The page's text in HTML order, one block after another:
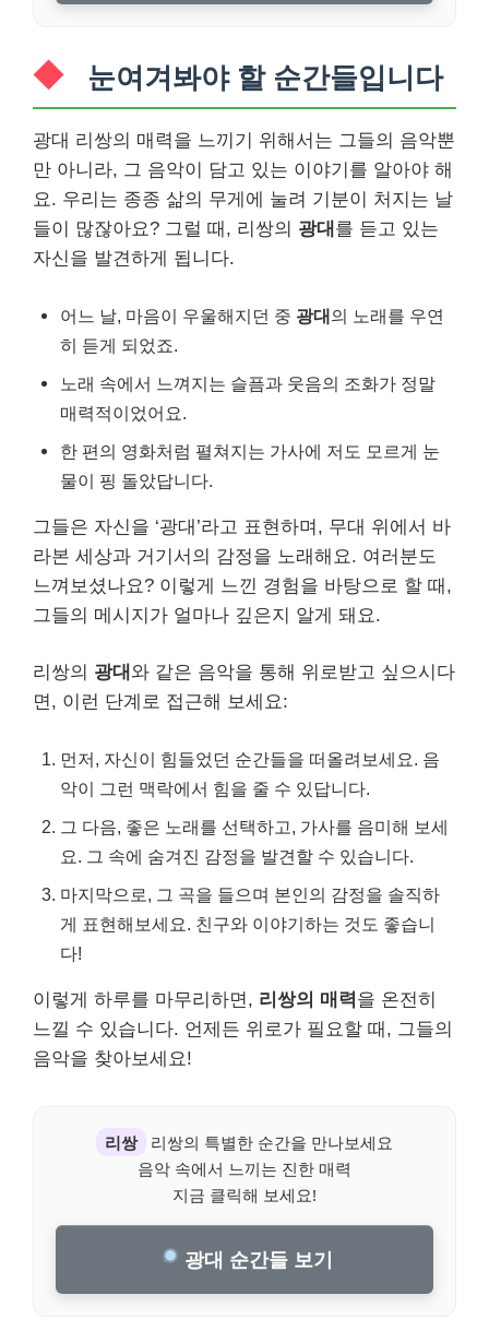
눈여겨봐야 할 순간들입니다
광대 리쌍의 매력을 느끼기 위해서는 그들의 음악뿐
만 아니라, 그 음악이 담고 있는 이야기를 알아야 해
요. 우리는 종종 삶의 무게에 눌려 기분이 처지는 날
들이 많잖아요? 그럴 때, 리쌍의 광대 를 듣고 있는
자신을 발견하게 됩니다.
어느 날, 마음이 우울해지던 중 광대 의 노래를 우연
히 듣게 되었죠.
노래 속에서 느껴지는 슬픔과 웃음의 조화가 정말
매력적이었어요.
한 편의 영화처럼 펼쳐지는 가사에 저도 모르게 눈
물이 핑 돌았답니다.
그들은 자신을 ‘광대’라고 표현하며, 무대 위에서 바
라본 세상과 거기서의 감정을 노래해요. 여러분도
느껴보셨나요? 이렇게 느낀 경험을 바탕으로 할 때,
그들의 메시지가 얼마나 깊은지 알게 돼요.
리쌍의 광대 와 같은 음악을 통해 위로받고 싶으시다
면, 이런 단계로 접근해 보세요:
먼저, 자신이 힘들었던 순간들을 떠올려보세요. 음
악이 그런 맥락에서 힘을 줄 수 있답니다.
그 다음, 좋은 노래를 선택하고, 가사를 음미해 보세
요. 그 속에 숨겨진 감정을 발견할 수 있습니다.
마지막으로, 그 곡을 들으며 본인의 감정을 솔직하
게 표현해보세요. 친구와 이야기하는 것도 좋습니
다!
이렇게 하루를 마무리하면, 리쌍의 매력을 온전히
느낄 수 있습니다. 언제든 위로가 필요할 때, 그들의
음악을 찾아보세요!
리쌍
리쌍의 특별한 순간을 만나보세요
음악 속에서 느끼는 진한 매력
지금 클릭해 보세요!
광대 순간들 보기